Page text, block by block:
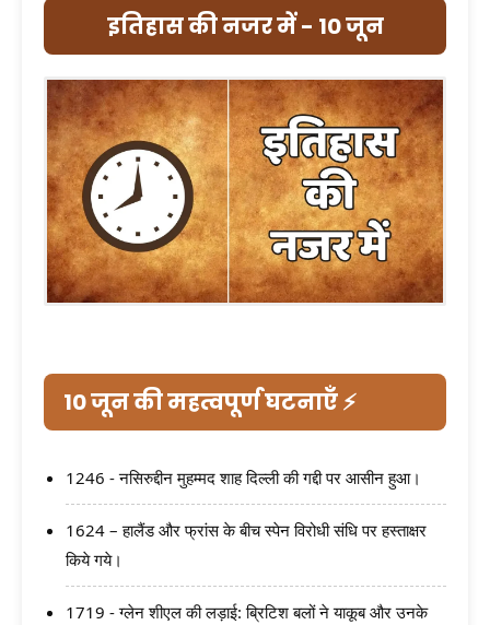
इतिहास की नजर में - 10 जून
10 जून की महत्वपूर्ण घटनाएँ ⚡
1246 - नसिरुद्दीन मुहम्मद शाह दिल्ली की गद्दी पर आसीन हुआ।
1624 – हालैंड और फ्रांस के बीच स्पेन विरोधी संधि पर हस्ताक्षर
किये गये।
1719 - ग्लेन शीएल की लड़ाई: ब्रिटिश बलों ने याकूब और उनके